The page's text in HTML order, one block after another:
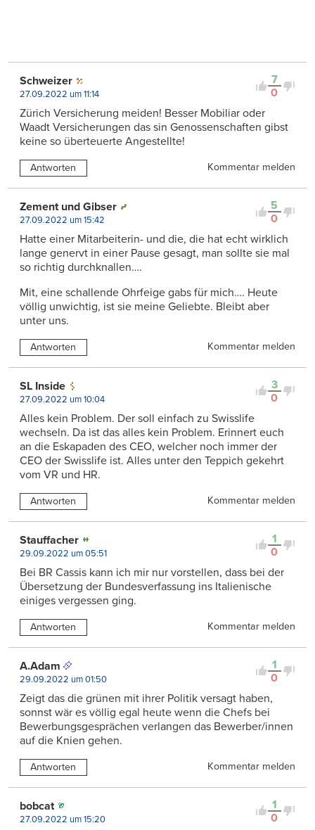
7
0
Schweizer
27.09.2022 um 11:14
Zürich Versicherung meiden! Besser Mobiliar oder
Waadt Versicherungen das sin Genossenschaften gibst
keine so überteuerte Angestellte!
Antworten Kommentar melden
5
0
Zement und Gibser
27.09.2022 um 15:42
Hatte einer Mitarbeiterin- und die, die hat echt wirklich
lange genervt in einer Pause gesagt, man sollte sie mal
so richtig durchknallen….
Mit, eine schallende Ohrfeige gabs für mich…. Heute
völlig unwichtig, ist sie meine Geliebte. Bleibt aber
unter uns.
Antworten Kommentar melden
3
0
SL Inside
27.09.2022 um 10:04
Alles kein Problem. Der soll einfach zu Swisslife
wechseln. Da ist das alles kein Problem. Erinnert euch
an die Eskapaden des CEO, welcher noch immer der
CEO der Swisslife ist. Alles unter den Teppich gekehrt
vom VR und HR.
Antworten Kommentar melden
1
0
Stauffacher
29.09.2022 um 05:51
Bei BR Cassis kann ich mir nur vorstellen, dass bei der
Übersetzung der Bundesverfassung ins Italienische
einiges vergessen ging.
Antworten Kommentar melden
1
0
A.Adam
29.09.2022 um 01:50
Zeigt das die grünen mit ihrer Politik versagt haben,
sonnst wär es völlig egal heute wenn die Chefs bei
Bewerbungsgesprächen verlangen das Bewerber/innen
auf die Knien gehen.
Antworten Kommentar melden
1
0
bobcat
27.09.2022 um 15:20